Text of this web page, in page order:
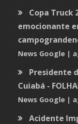
Copa Truck
emocionante
News Google
Presidente
Cuiabá -
News Google
Acidente